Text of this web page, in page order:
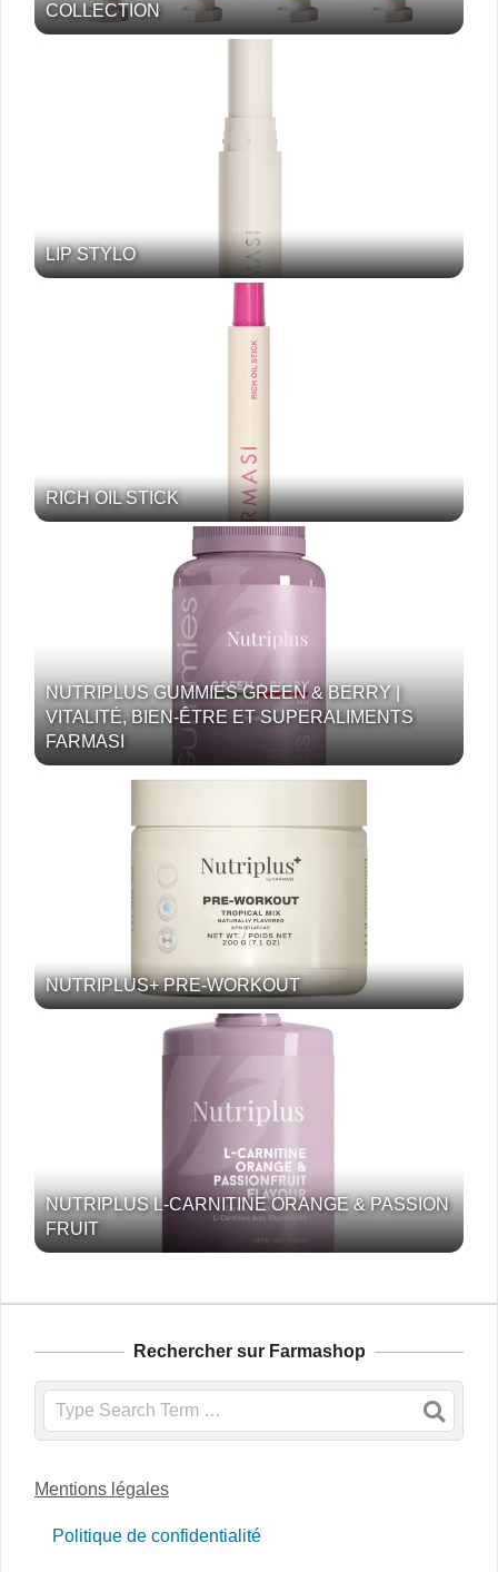
COLLECTION
LIP STYLO
RICH OIL STICK
NUTRIPLUS GUMMIES GREEN & BERRY |
VITALITÉ, BIEN-ÊTRE ET SUPERALIMENTS
FARMASI
NUTRIPLUS+ PRE-WORKOUT
NUTRIPLUS L-CARNITINE ORANGE & PASSION
FRUIT
Rechercher sur Farmashop
Search
Mentions légales
Politique de confidentialité